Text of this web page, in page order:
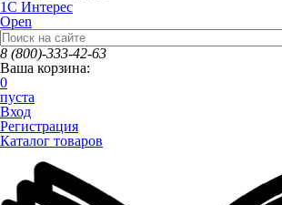
1C Интерес
Open
8 (800)-333-42-63
Ваша корзина:
0
пуста
Вход
Регистрация
Каталог товаров